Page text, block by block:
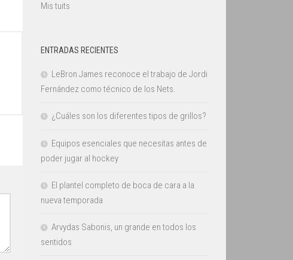
Mis tuits
ENTRADAS RECIENTES
LeBron James reconoce el trabajo de Jordi
Fernández como técnico de los Nets.
¿Cuáles son los diferentes tipos de grillos?
Equipos esenciales que necesitas antes de
poder jugar al hockey
El plantel completo de boca de cara a la
nueva temporada
Arvydas Sabonis, un grande en todos los
sentidos